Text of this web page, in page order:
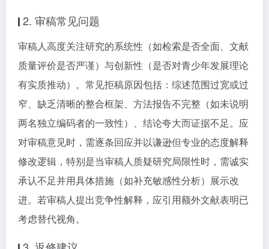
2. 审稿常见问题
审稿人高度关注研究的系统性（如检索是否全面、文献
质量评价是否严谨）与创新性（是否对青少年发展理论
有实质推动）。常见拒稿原因包括：综述范围过宽或过
窄、缺乏清晰的整合框架、方法报告不完整（如未说明
两名独立编码者的一致性）、结论夸大而证据不足。应
对审稿意见时，需逐条回应并以谦逊但专业的态度解释
修改逻辑，特别是当审稿人质疑研究局限性时，需诚实
承认不足并用具体措施（如补充敏感性分析）展示改
进。若审稿人提出竞争性解释，应引用额外文献表明已
考虑替代视角。